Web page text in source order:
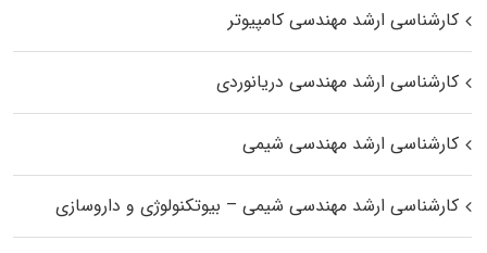
کارشناسی ارشد مهندسی کامپیوتر
کارشناسی ارشد مهندسی دریانوردی
کارشناسی ارشد مهندسی شیمی
کارشناسی ارشد مهندسی شیمی – بیوتکنولوژی و داروسازی